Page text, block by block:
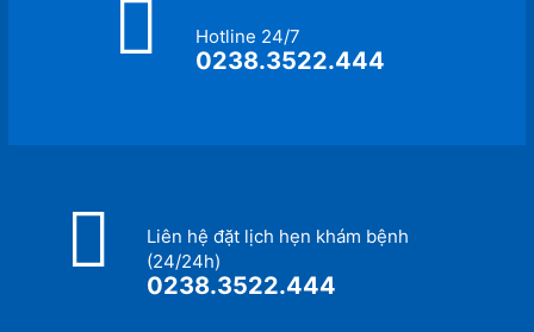
Hotline 24/7
0238.3522.444
Liên hệ đặt lịch hẹn khám bệnh
(24/24h)
0238.3522.444